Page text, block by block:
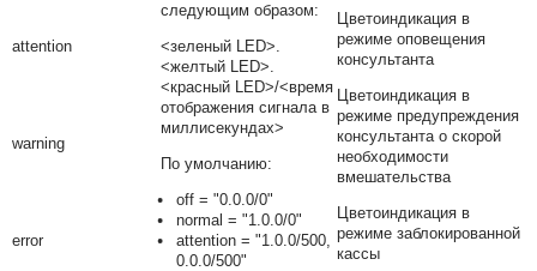
следующим образом:
<зеленый LED>.
<желтый LED>.
<красный LED>/<время
отображения сигнала в
миллисекундах>
По умолчанию:
off = "0.0.0/0"
normal = "1.0.0/0"
attention = "1.0.0/500,
0.0.0/500"
attention
Цветоиндикация в
режиме оповещения
консультанта
warning
Цветоиндикация в
режиме предупреждения
консультанта о скорой
необходимости
вмешательства
error
Цветоиндикация в
режиме заблокированной
кассы